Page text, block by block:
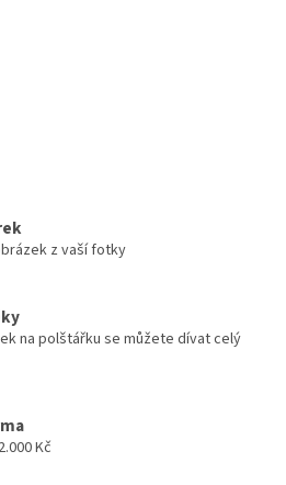
z vaší fotky
na polštářku se můžete dívat celý
Kč